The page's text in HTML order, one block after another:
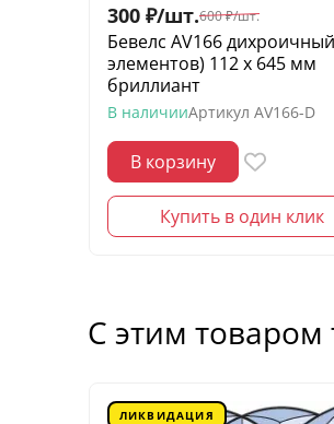
300 ₽/шт.600 ₽/шт.
Бевелс AV166
элементов) 112 х 645 мм
бриллиант
В наличииАртикул AV166-D
В корзину
Купить в один клик
С этим товаром
ЛИКВИДАЦИЯ